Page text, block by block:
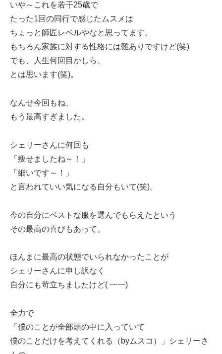
いや～これを若干25歳で
たった1回の同行で感じたムスメは
ちょっと師匠レベルやなと思ってます。
もちろん家族に対する性格には難ありですけど(笑)
でも、人生何回目かしら、
とは思います(笑)。
なんせ今回もね、
もう最高すぎました。
シェリーさんに何回も
「痩せましたね～！」
「細いです～！」
と言われていい気になる自分もいて(笑)。
今の自分にベストな服を選んでもらえたという
その最高の喜びもあって。
ほんまに最高の状態でいられなかったことが
シェリーさんに申し訳なく
自分にも苛立ちましたけど( 一一)
全力で
「僕のことが全部頭の中に入っていて
僕のことだけを考えてくれる（byムスコ）」シェリーさ